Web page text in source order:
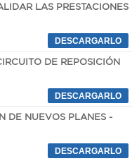
LAS PRESTACIONES
DE REPOSICIÓN
DE NUEVOS PLANES -